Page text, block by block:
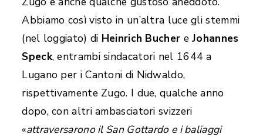
Abbiamo così visto in un’altra luce gli stemmi
(nel loggiato) di Heinrich Bucher eJohannes
Speck, entrambi sindacatori nel 1644 a
Lugano per i Cantoni di Nidwaldo,
rispettivamente Zugo. I due, qualche anno
dopo, con altri ambasciatori svizzeri
«attraversarono il San Gottardo e i baliaggi